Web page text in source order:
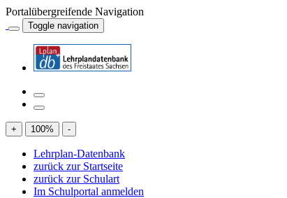
Portalübergreifende Navigation
Toggle navigation
+ 100% -
Lehrplan-Datenbank
zurück zur Startseite
zurück zur Schulart
Im Schulportal anmelden